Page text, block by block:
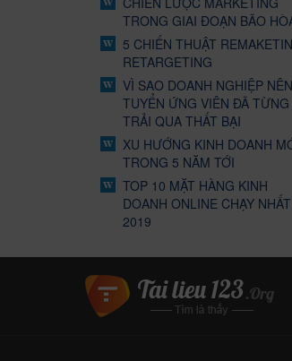
TRONG GIAI ĐOẠN BÃO
5 CHIẾN THUẬT
RETARGETING
VÌ SAO DOANH NGHIỆP NÊN
TUYỂN ỨNG VIÊN ĐÃ TỪNG
TRẢI QUA THẤT BẠI
XU HƯỚNG KINH DOANH
TRONG 5 NĂM TỚI
TOP 10 MẶT HÀNG KINH
DOANH ONLINE CHẠY NHẤT
2019